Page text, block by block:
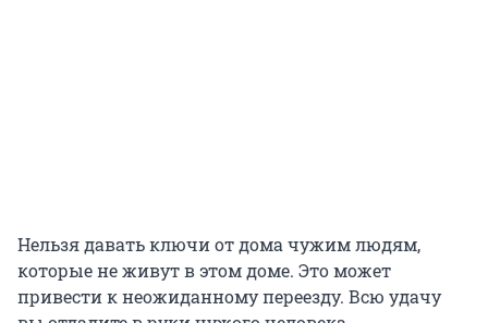
Нельзя давать ключи от дома чужим людям,
которые не живут в этом доме. Это может
привести к неожиданному переезду. Всю удачу